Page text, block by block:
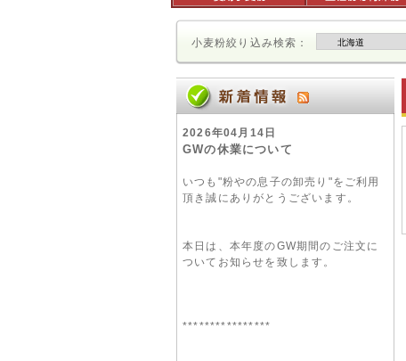
小麦粉絞り込み検索：
2026年04月14日
GWの休業について
いつも"粉やの息子の卸売り"をご利用
頂き誠にありがとうございます。
本日は、本年度のGW期間のご注文に
ついてお知らせを致します。
****************